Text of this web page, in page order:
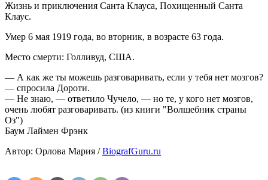
Жизнь и приключения Санта Клауса, Похищенный Санта
Клаус.
Умер 6 мая 1919 года, во вторник, в возрасте 63 года.
Место смерти: Голливуд, США.
— А как же ты можешь разговаривать, если у тебя нет мозгов?
— спросила Дороти.
— Не знаю, — ответило Чучело, — но те, у кого нет мозгов,
очень любят разговаривать. (из книги "Волшебник страны
Оз")
Баум Лаймен Фрэнк
Автор: Орлова Мария /BiografGuru.ru